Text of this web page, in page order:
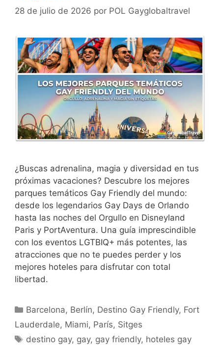
28 de julio de 2026 por POL Gayglobaltravel
¿Buscas adrenalina, magia y diversidad en tus
próximas vacaciones? Descubre los mejores
parques temáticos Gay Friendly del mundo:
desde los legendarios Gay Days de Orlando
hasta las noches del Orgullo en Disneyland
Paris y PortAventura. Una guía imprescindible
con los eventos LGTBIQ+ más potentes, las
atracciones que no te puedes perder y los
mejores hoteles para disfrutar con total
libertad.
Categorías
Barcelona, Berlín, Destino Gay Friendly, Fort
Lauderdale, Miami, París, Sitges
Etiquetas
destino gay, gay, gay friendly, hoteles gay